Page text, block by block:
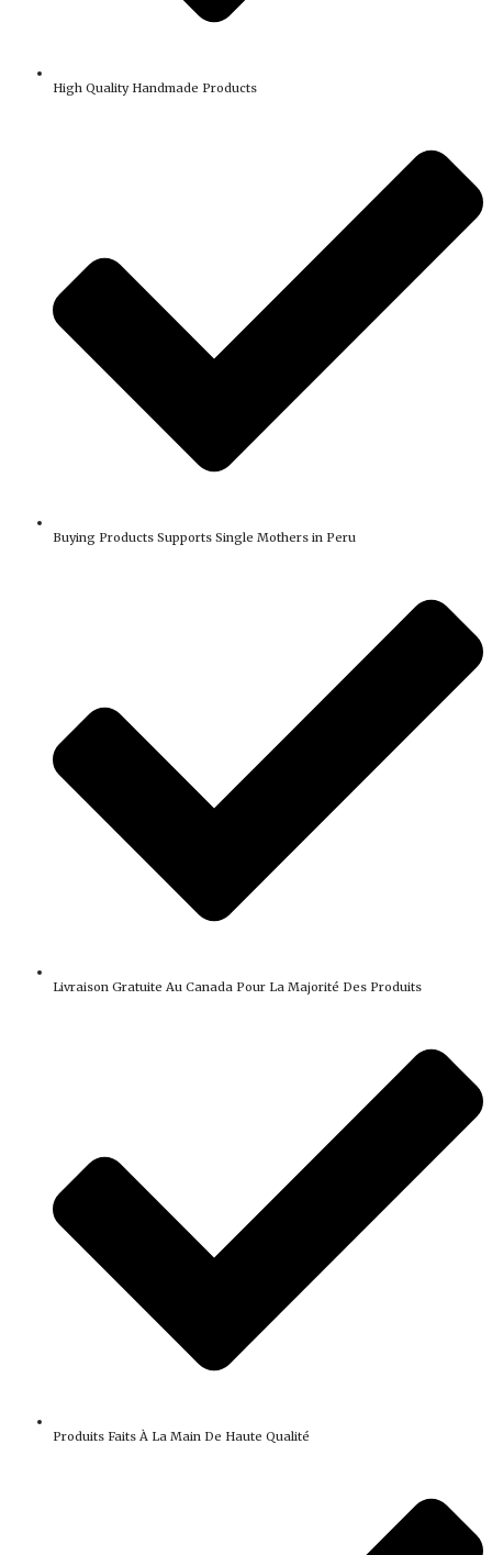
High Quality Handmade Products
Buying Products Supports Single Mothers in Peru
Livraison Gratuite Au Canada Pour La Majorité Des Produits
Produits Faits À La Main De Haute Qualité